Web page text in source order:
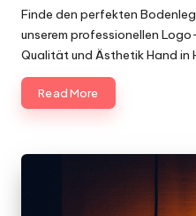
by
Finde den perfekten
unserem professionellen
Qualität und Ästhetik Hand in
Read More